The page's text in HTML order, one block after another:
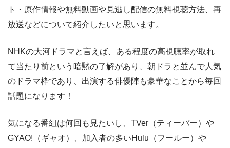
ト・原作情報や無料動画や見逃し配信の無料視聴方法、再
放送などについて紹介したいと思います。
NHKの大河ドラマと言えば、ある程度の高視聴率が取れ
て当たり前という暗黙の了解があり、朝ドラと並んで人気
のドラマ枠であり、出演する俳優陣も豪華なことから毎回
話題になります！
気になる番組は何回も見たいし、TVer（ティーバー）や
GYAO!（ギャオ）、加入者の多いHulu（フールー）や